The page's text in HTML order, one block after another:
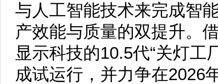
与人工智能技术来完成智
产效能与质量的双提升。
显示科技的10.5代“关灯工
成试运行，并力争在2026